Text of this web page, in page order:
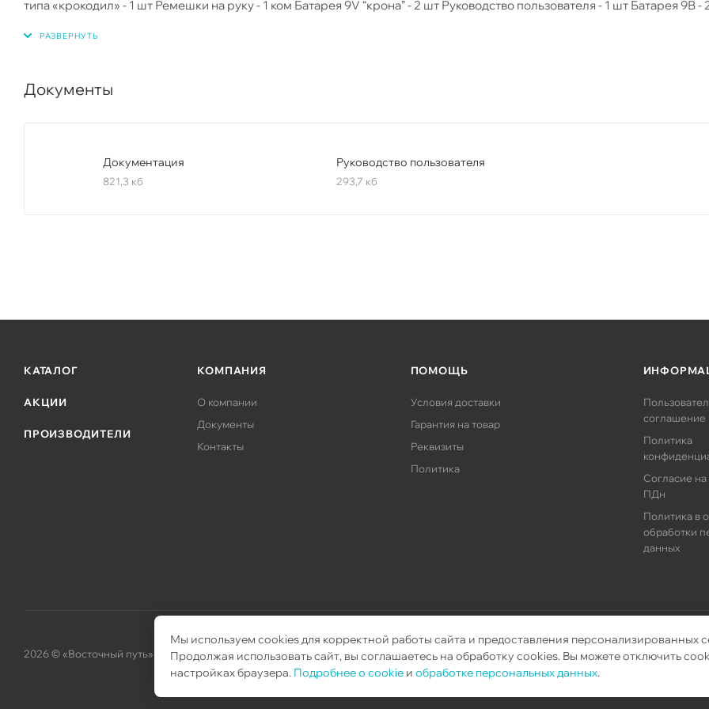
Мы используем cookies для корректной работы сайта и предоставления персонализированных
Продолжая использовать сайт, вы соглашаетесь на обработку cookies. Вы можете отключить
настройках браузера. Подробнее о cookie иобработке персональных данных.
типа «крокодил» - 1 шт Ремешки на руку - 1 ком Батарея 9V “крона” - 2 шт Руководство пользователя - 1 шт Батарея 9В -
Документы
Документация
821,3 кб
Руководство пользователя
293,7 кб
КАТАЛОГ
АКЦИИ
ПРОИЗВОДИТЕЛИ
КОМПАНИЯ
О компании
Документы
Контакты
ПОМОЩЬ
Условия доставки
Гарантия на товар
Реквизиты
Политика
соглашение
Политика
Согласие на
ПДн
Политика в
обработки
данных
2026 © «Восточный путь» – поставка телекоммуникационного оборудования.